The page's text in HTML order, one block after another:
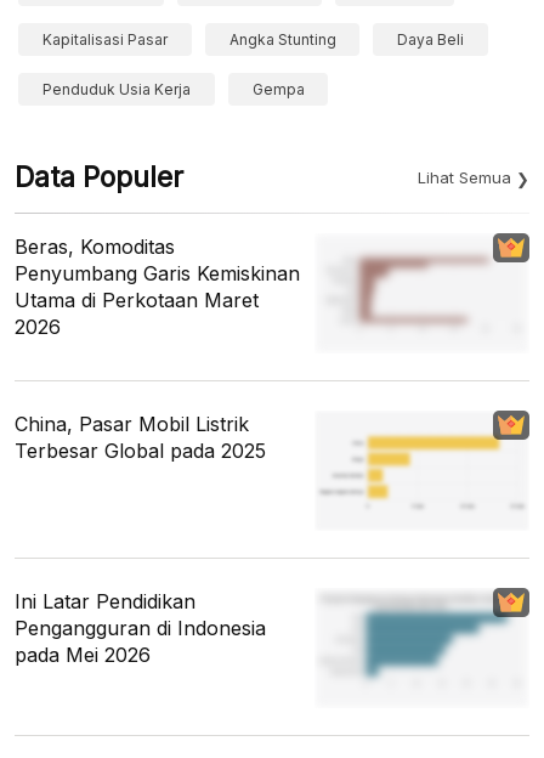
Kapitalisasi Pasar Angka Stunting Daya Beli
Penduduk Usia Kerja Gempa
Data Populer Lihat Semua
Beras, Komoditas
Penyumbang Garis Kemiskinan
Utama di Perkotaan Maret
2026
China, Pasar Mobil Listrik
Terbesar Global pada 2025
Ini Latar Pendidikan
Pengangguran di Indonesia
pada Mei 2026